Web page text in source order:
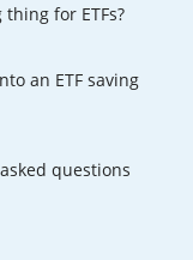
for ETFs?
an ETF saving
questions